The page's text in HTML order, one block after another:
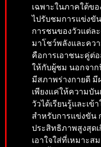
เฉพาะในภาคใต้ขอ
ไปรับชมการแข่งขั
การชนของวัวแต่ล
มาโชว์พลังและคว
คือการเอาชนะคู่ต่
ให้กับผู้ชม นอกจาก
มีสภาพร่างกายดี
เพียงแค่ให้ความบั
วัวได้เรียนรู้และเข้
สำหรับการแข่งขัน
ประสิทธิภาพสูงสุด
เอาใจใส่ที่เหมาะส